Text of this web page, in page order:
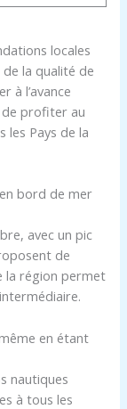
locales
la qualité de
à l’avance
de profiter au
les Pays de la
bord de mer
avec un pic
de
la région permet
en étant
nautiques
à tous les